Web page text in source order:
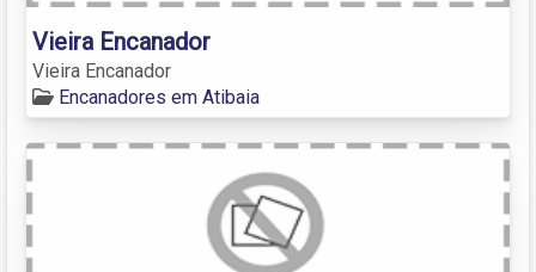
Vieira Encanador
Vieira Encanador
Encanadores em Atibaia